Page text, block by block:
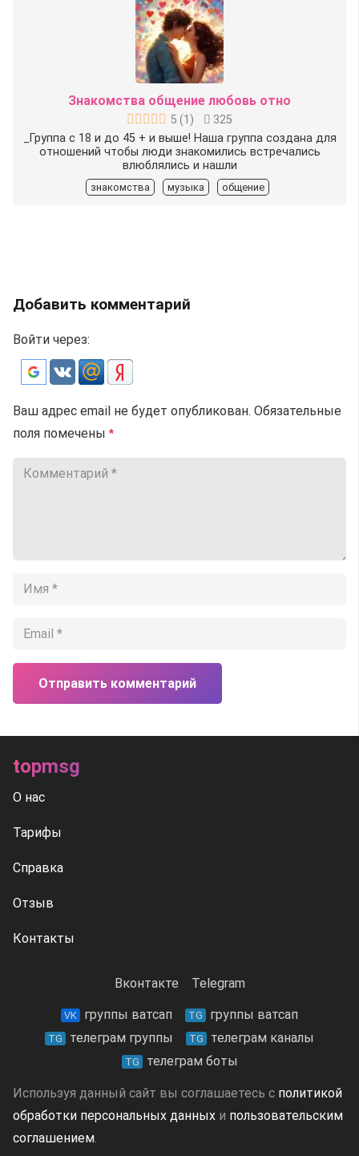
Знакомства общение любовь отно
5 (1 )
325
_Группа с 18 и до 45 + и выше! Наша группа создана для
отношений чтобы люди знакомились встречались
влюблялись и нашли
знакомства музыка общение
Добавить комментарий
Войти через:
Ваш адрес email не будет опубликован. Обязательные
поля помечены *
Отправить комментарий
topmsg
О нас
Тарифы
Справка
Отзыв
Контакты
Вконтакте Telegram
VK группы ватсап TG группы ватсап
TG телеграм группы TG телеграм каналы
TG телеграм боты
Используя данный сайт вы соглашаетесь с политикой
обработки персональных данных и пользовательским
соглашением.